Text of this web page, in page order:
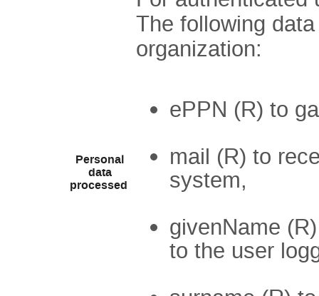
Personal
data
processed
The following
organization:
ePPN (R) to
mail (R) to
system,
givenName
to the user